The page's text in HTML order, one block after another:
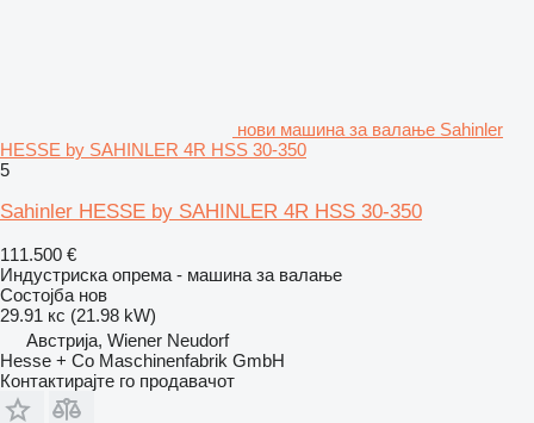
нови машина за валање Sahinler
HESSE by SAHINLER 4R HSS 30-350
5
Sahinler HESSE by SAHINLER 4R HSS 30-350
111.500 €
Индустриска опрема - машина за валање
Состојба нов
29.91 кс (21.98 kW)
Австрија, Wiener Neudorf
Hesse + Co Maschinenfabrik GmbH
Контактирајте го продавачот